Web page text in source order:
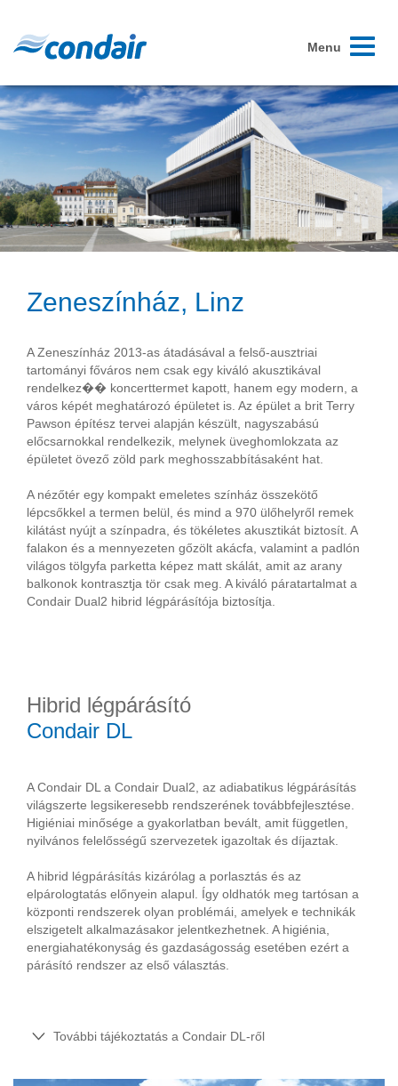
Toggle
Menu
Zeneszínház, Linz
A Zeneszínház 2013-as átadásával a felső-ausztriai
tartományi főváros nem csak egy kiváló akusztikával
rendelkez�� koncerttermet kapott, hanem egy modern, a
város képét meghatározó épületet is. Az épület a brit Terry
Pawson építész tervei alapján készült, nagyszabású
előcsarnokkal rendelkezik, melynek üveghomlokzata az
épületet övező zöld park meghosszabbításaként hat.
A nézőtér egy kompakt emeletes színház összekötő
lépcsőkkel a termen belül, és mind a 970 ülőhelyről remek
kilátást nyújt a színpadra, és tökéletes akusztikát biztosít. A
falakon és a mennyezeten gőzölt akácfa, valamint a padlón
világos tölgyfa parketta képez matt skálát, amit az arany
balkonok kontrasztja tör csak meg. A kiváló páratartalmat a
Condair Dual2 hibrid légpárásítója biztosítja.
Hibrid légpárásító
Condair DL
A Condair DL a Condair Dual2, az adiabatikus légpárásítás
világszerte legsikeresebb rendszerének továbbfejlesztése.
Higiéniai minősége a gyakorlatban bevált, amit független,
nyilvános felelősségű szervezetek igazoltak és díjaztak.
A hibrid légpárásítás kizárólag a porlasztás és az
elpárologtatás előnyein alapul. Így oldhatók meg tartósan a
központi rendszerek olyan problémái, amelyek e technikák
elszigetelt alkalmazásakor jelentkezhetnek. A higiénia,
energiahatékonyság és gazdaságosság esetében ezért a
párásító rendszer az első választás.
További tájékoztatás a Condair DL-ről